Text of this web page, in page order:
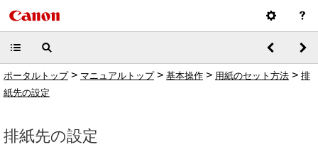
ポータルトップ> マニュアルトップ> 基本操作 > 用紙のセット方法 > 排
紙先の設定
排紙先の設定